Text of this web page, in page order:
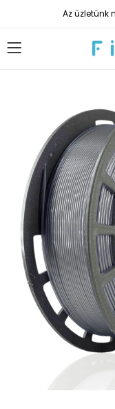
Az üzletünk